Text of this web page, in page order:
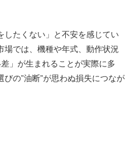
したくない」と不安を感じてい
場では、機種や年式、動作状況
」が生まれることが実際に多
の”油断”が思わぬ損失につなが